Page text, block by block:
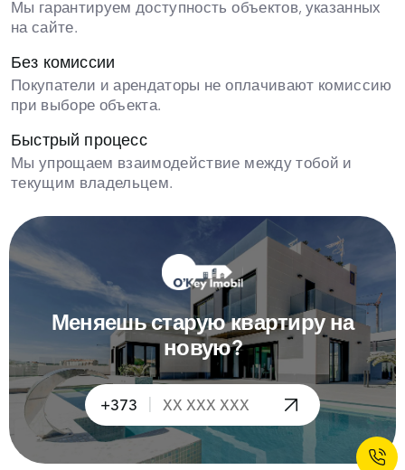
Мы гарантируем доступность объектов, указанных
на сайте.
Без комиссии
Покупатели и арендаторы не оплачивают комиссию
при выборе объекта.
Быстрый процесс
Мы упрощаем взаимодействие между тобой и
текущим владельцем.
Меняешь старую квартиру на
новую?
+373